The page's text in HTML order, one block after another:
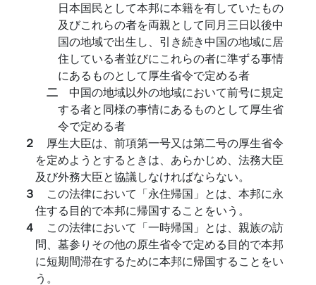
日本国民として本邦に本籍を有していたもの
及びこれらの者を両親として同月三日以後中
国の地域で出生し、引き続き中国の地域に居
住している者並びにこれらの者に準ずる事情
にあるものとして厚生省令で定める者
二 中国の地域以外の地域において前号に規定
する者と同様の事情にあるものとして厚生省
令で定める者
２ 厚生大臣は、前項第一号又は第二号の厚生省令
を定めようとするときは、あらかじめ、法務大臣
及び外務大臣と協議しなければならない。
３ この法律において「永住帰国」とは、本邦に永
住する目的で本邦に帰国することをいう。
４ この法律において「一時帰国」とは、親族の訪
問、墓参りその他の原生省令で定める目的で本邦
に短期間滞在するために本邦に帰国することをい
う。